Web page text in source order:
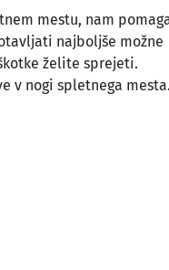
mestu, nam
najboljše možne
želite sprejeti.
v nogi spletnega mesta.